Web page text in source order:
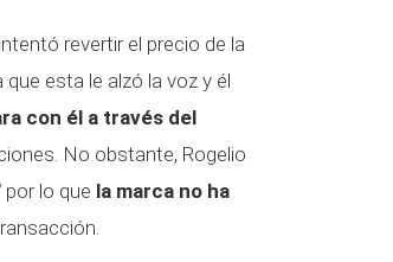
revertir el precio de la
esta le alzó la voz y él
con él a través del
No obstante, Rogelio
por lo que la marca no ha